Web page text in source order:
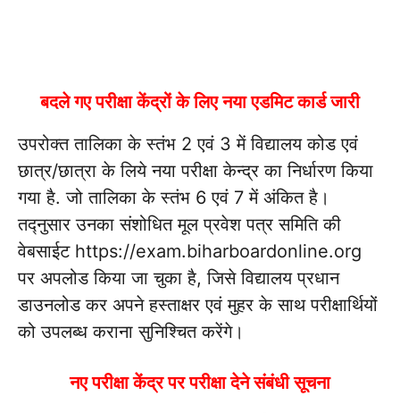
बदले गए परीक्षा केंद्रों के लिए नया एडमिट कार्ड जारी
उपरोक्त तालिका के स्तंभ 2 एवं 3 में विद्यालय कोड एवं
छात्र/छात्रा के लिये नया परीक्षा केन्द्र का निर्धारण किया
गया है. जो तालिका के स्तंभ 6 एवं 7 में अंकित है।
तद्नुसार उनका संशोधित मूल प्रवेश पत्र समिति की
वेबसाईट https://exam.biharboardonline.org
पर अपलोड किया जा चुका है, जिसे विद्यालय प्रधान
डाउनलोड कर अपने हस्ताक्षर एवं मुहर के साथ परीक्षार्थियों
को उपलब्ध कराना सुनिश्चित करेंगे।
नए परीक्षा केंद्र पर परीक्षा देने संबंधी सूचना